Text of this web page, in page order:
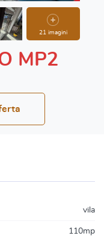
21 imagini
MP2
vila
110mp